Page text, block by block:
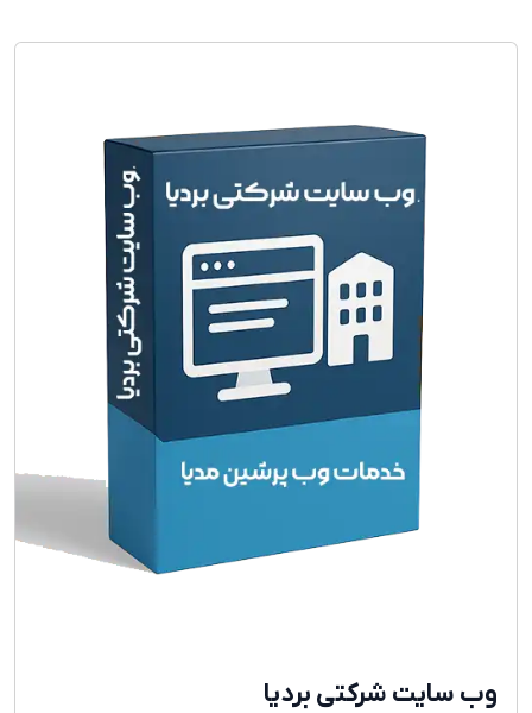
وب سایت شرکتی بردیا